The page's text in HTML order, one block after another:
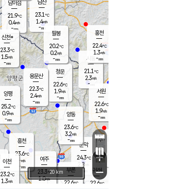
문막
24.3℃
2.8
mm
남이섬
21.9℃
0.4m/s
-mm
부론
22.6℃
남산
23.1℃
1.4m/s
-mm
청운
22.6℃
1.9m/s
-mm
팔봉
20.2℃
0.2m/s
-mm
여주
23.3℃
1.0m/s
양동
23.6℃
3.2m/s
-mm
신천*
23.3℃
1.5m/s
-mm
흥천
23.6℃
-m/s
-mm
시동
21.1℃
2.3m/s
- mm
귀래
22.6℃
서원
22.6℃
1.9m/s
-mm
용문산
22.3℃
2.4m/s
-mm
홍천
22.4℃
1.3m/s
-mm
이천
23.2℃
1.3m/s
양평
25.2℃
0.9m/s
-mm
+
−
20 km